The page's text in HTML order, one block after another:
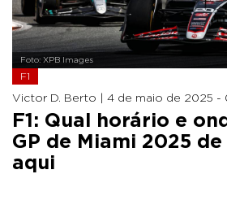
Foto: XPB Images
F1
Victor D. Berto | 4 de maio de 2025 -
F1: Qual horário e
GP de Miami 2025 de
aqui